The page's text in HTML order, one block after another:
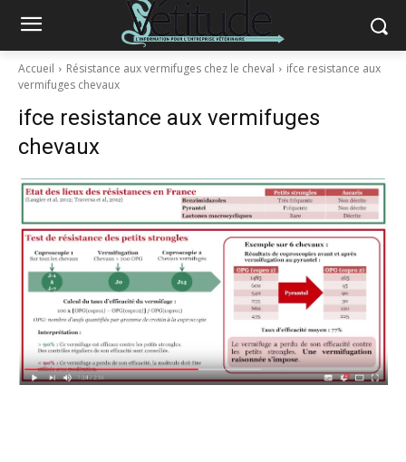
Accueil Résistance aux vermifuges chez le cheval
ifce resistance aux
vermifuges chevaux
ifce resistance aux vermifuges
chevaux